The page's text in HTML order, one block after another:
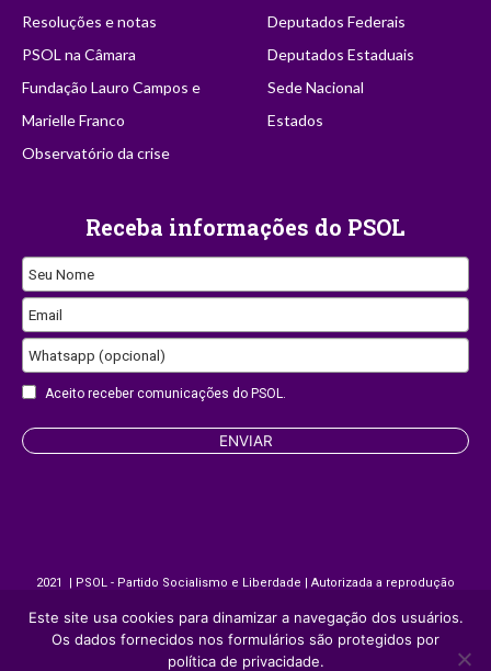
Resoluções e notas
PSOL na Câmara
Fundação Lauro Campos e
Marielle Franco
Observatório da crise
Deputados Federais
Deputados Estaduais
Sede Nacional
Estados
Receba informações do PSOL
Seu Nome
Email
Phone
Number
Whatsapp (opcional)
Aceito receber comunicações do PSOL.
ENVIAR
2021 | PSOL - Partido Socialismo e Liberdade | Autorizada a reprodução
desde que citada a fonte.
Site desenvolvido porAppmobi
Este site usa cookies para dinamizar a navegação dos usuários.
Os dados fornecidos nos formulários são protegidos por
política de privacidade.